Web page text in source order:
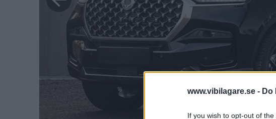
www.vibilagare.se - Do
If you wish to opt-out of